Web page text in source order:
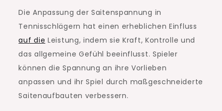
Die Anpassung der Saitenspannung in
Tennisschlägern hat einen erheblichen Einfluss
auf die Leistung, indem sie Kraft, Kontrolle und
das allgemeine Gefühl beeinflusst. Spieler
können die Spannung an ihre Vorlieben
anpassen und ihr Spiel durch maßgeschneiderte
Saitenaufbauten verbessern.